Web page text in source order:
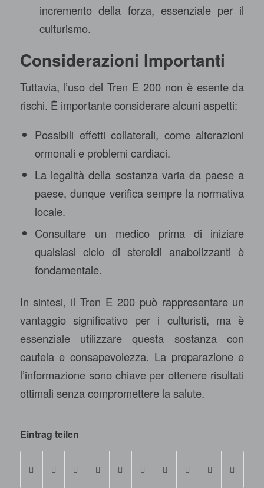
incremento della forza, essenziale per il
culturismo.
Considerazioni Importanti
Tuttavia, l’uso del Tren E 200 non è esente da
rischi. È importante considerare alcuni aspetti:
Possibili effetti collaterali, come alterazioni
ormonali e problemi cardiaci.
La legalità della sostanza varia da paese a
paese, dunque verifica sempre la normativa
locale.
Consultare un medico prima di iniziare
qualsiasi ciclo di steroidi anabolizzanti è
fondamentale.
In sintesi, il Tren E 200 può rappresentare un
vantaggio significativo per i culturisti, ma è
essenziale utilizzare questa sostanza con
cautela e consapevolezza. La preparazione e
l’informazione sono chiave per ottenere risultati
ottimali senza compromettere la salute.
Eintrag teilen